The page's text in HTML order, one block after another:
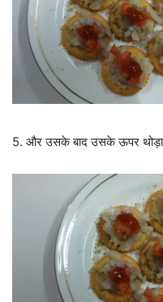
5. और उसके बाद उसके ऊपर